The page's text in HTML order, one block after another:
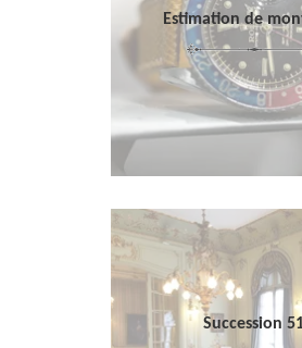
Estimation de
Succession